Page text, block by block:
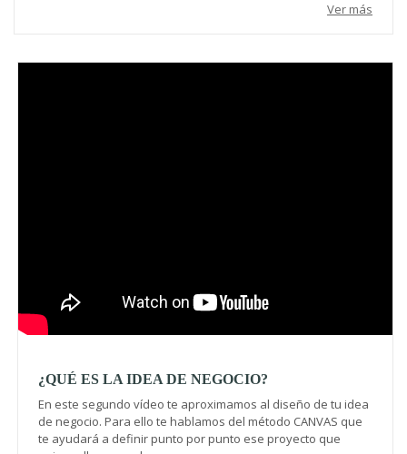
Ver más
¿QUÉ ES LA IDEA DE NEGOCIO?
En este segundo vídeo te aproximamos al diseño de tu idea
de negocio. Para ello te hablamos del método CANVAS que
te ayudará a definir punto por punto ese proyecto que